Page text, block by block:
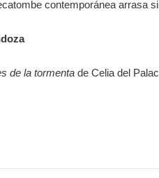
contemporánea arrasa
de la tormenta de Celia del